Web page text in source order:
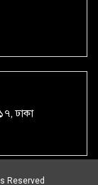
ঢাকা
Reserved